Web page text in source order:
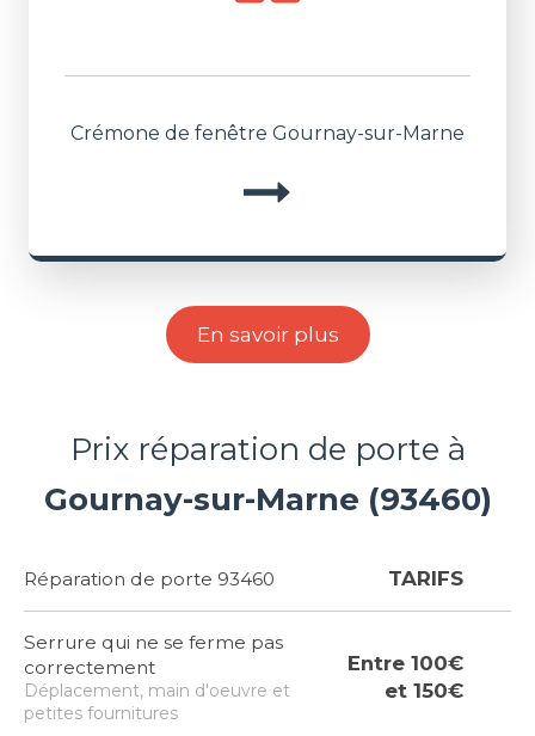
Crémone de fenêtre Gournay-sur-Marne
En savoir plus
Prix réparation de porte à
Gournay-sur-Marne (93460)
Réparation de porte 93460 TARIFS
Serrure qui ne se ferme pas
correctement
Déplacement, main d'oeuvre et
petites fournitures
Entre 100€
et 150€